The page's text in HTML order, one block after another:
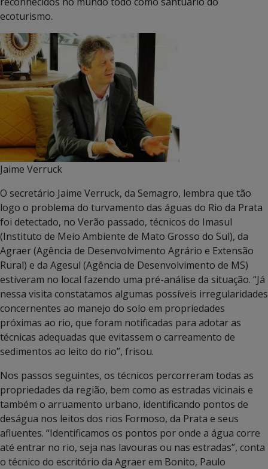
ecoturismo.
Jaime Verruck
O secretário Jaime Verruck, da Semagro, lembra que tão
logo o problema do turvamento das águas do Rio da Prata
foi detectado, no Verão passado, técnicos do Imasul
(Instituto de Meio Ambiente de Mato Grosso do Sul), da
Agraer (Agência de Desenvolvimento Agrário e Extensão
Rural) e da Agesul (Agência de Desenvolvimento de MS)
estiveram no local fazendo uma pré-análise da situação. “Já
nessa visita constatamos algumas possíveis irregularidades
concernentes ao manejo do solo em propriedades
próximas ao rio, que foram notificadas para adotar as
técnicas adequadas que evitassem o carreamento de
sedimentos ao leito do rio”, frisou.
Nos passos seguintes, os técnicos percorreram todas as
propriedades da região, bem como as estradas vicinais e
também o arruamento urbano, identificando pontos de
deságua nos leitos dos rios Formoso, da Prata e seus
afluentes. “Identificamos os pontos por onde a água corre
até entrar no rio, seja nas lavouras ou nas estradas”, conta
o técnico do escritório da Agraer em Bonito, Paulo